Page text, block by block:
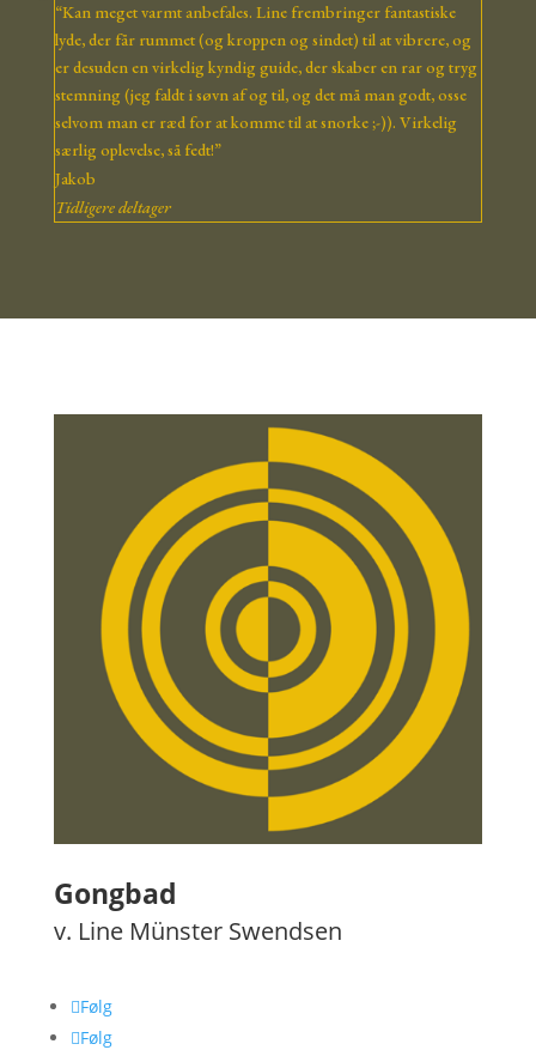
“Kan meget varmt anbefales. Line frembringer fantastiske
lyde, der får rummet (og kroppen og sindet) til at vibrere, og
er desuden en virkelig kyndig guide, der skaber en rar og tryg
stemning (jeg faldt i søvn af og til, og det må man godt, osse
selvom man er ræd for at komme til at snorke ;-)). Virkelig
særlig oplevelse, så fedt!”
Jakob
Tidligere deltager
Gongbad
v. Line Münster Swendsen
Følg
Følg